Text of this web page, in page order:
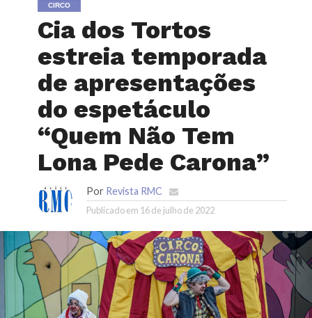
CIRCO
Cia dos Tortos
estreia temporada
de apresentações
do espetáculo
“Quem Não Tem
Lona Pede Carona”
Por Revista RMC
Publicado em 16 de julho de 2022